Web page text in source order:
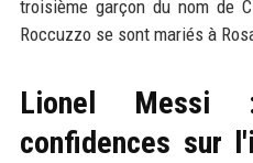
troisième garçon du nom de
Roccuzzo se sont mariés à
Lionel Messi
confidences sur